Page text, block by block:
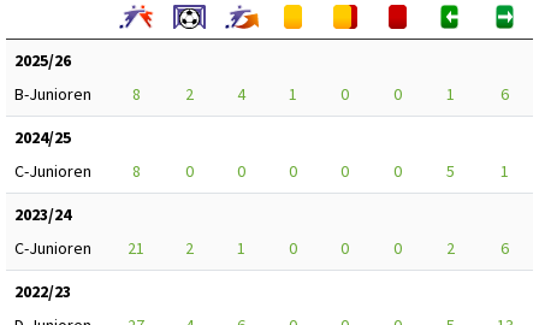
2025/26
B-Junioren
8 2 4 1 0 0 1
6
2024/25
C-Junioren
8 0 0 0 0 0 5
1
2023/24
C-Junioren
21 2 1 0 0 0 2
6
2022/23